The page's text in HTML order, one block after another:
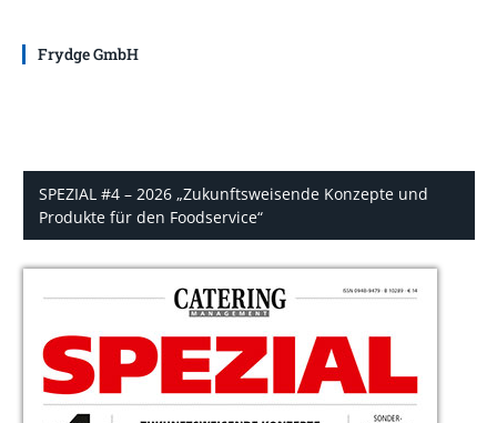
Frydge GmbH
SPEZIAL #4 – 2026 „Zukunftsweisende Konzepte und
Produkte für den Foodservice“